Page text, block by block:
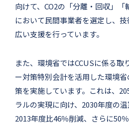
向けて、CO2の「分離・回収」
において民間事業者を選定し、
広い支援を行っています。
また、環境省ではCCUSに係る取
ー対策特別会計を活用した環境
策を実施しています。これは、
ラルの実現に向け、2030年度の
2013年度比46％削減、さらに50